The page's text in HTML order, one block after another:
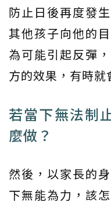
防止日後再度發
其他孩子向他的
為可能引起反彈
方的效果，有時就
若當下無法制
麼做？
然後，以家長的
下無能為力，該